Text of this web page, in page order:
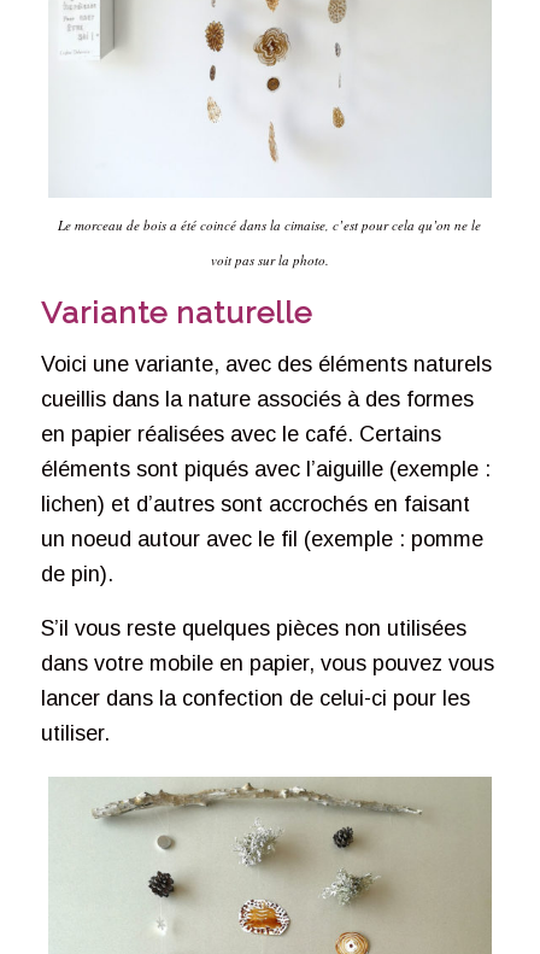
Le morceau de bois a été coincé dans la cimaise, c’est pour cela qu’on ne le
voit pas sur la photo.
Variante naturelle
Voici une variante, avec des éléments naturels
cueillis dans la nature associés à des formes
en papier réalisées avec le café. Certains
éléments sont piqués avec l’aiguille (exemple :
lichen) et d’autres sont accrochés en faisant
un noeud autour avec le fil (exemple : pomme
de pin).
S’il vous reste quelques pièces non utilisées
dans votre mobile en papier, vous pouvez vous
lancer dans la confection de celui-ci pour les
utiliser.